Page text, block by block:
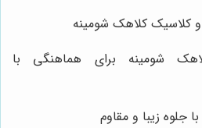
کلاسیک کلاهک شومینه
شومینه برای هماهنگی با
جلوه زیبا و مقاوم